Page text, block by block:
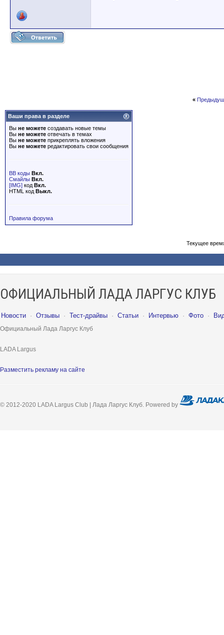
«
Ваши права в разделе
Вы не можете создавать новые темы
Вы не можете отвечать в темах
Вы не можете прикреплять вложения
Вы не можете редактировать свои сообщения
BB коды Вкл.
Смайлы Вкл.
[IMG] код Вкл.
HTML код Выкл.
Правила форума
Текущее
ОФИЦИАЛЬНЫЙ ЛАДА ЛАРГУС КЛУБ
Новости · Отзывы · Тест-драйвы · Статьи · Интервью · Фото ·
Официальный Лада Ларгус Клуб
LADA Largus
Разместить рекламу на сайте
© 2012-2020 LADA Largus Club | Лада Ларгус Клуб. Powered by